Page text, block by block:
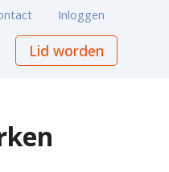
Lid worden
Inloggen